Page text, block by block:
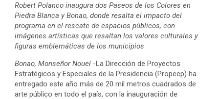
Robert Polanco inaugura dos Paseos de los Colores en
Piedra Blanca y Bonao, donde resalta el impacto del
programa en el rescate de espacios públicos, con
imágenes artísticas que resaltan los valores culturales y
figuras emblemáticas de los municipios
Bonao, Monseñor Nouel -La Dirección de Proyectos
Estratégicos y Especiales de la Presidencia (Propeep) ha
entregado este año más de 20 mil metros cuadrados de
arte público en todo el país, con la inauguración de